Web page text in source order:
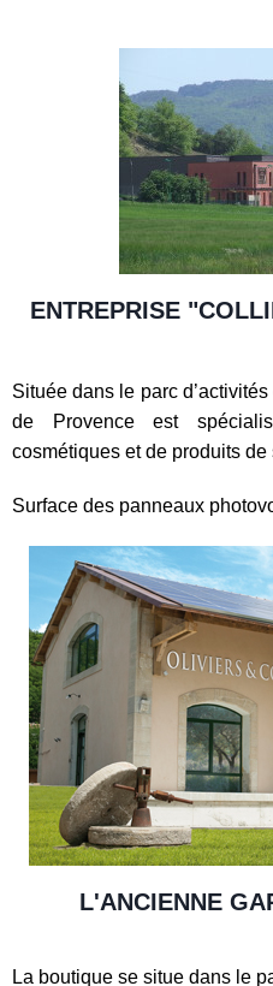
ENTREPRISE
Située dans le parc
de Provence est
cosmétiques et de produits de
Surface des panneaux
L'ANCIENNE
La boutique se situe dans le